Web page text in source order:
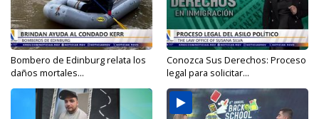
Bombero de Edinburg relata los
daños mortales...
Conozca Sus Derechos: Proceso
legal para solicitar...